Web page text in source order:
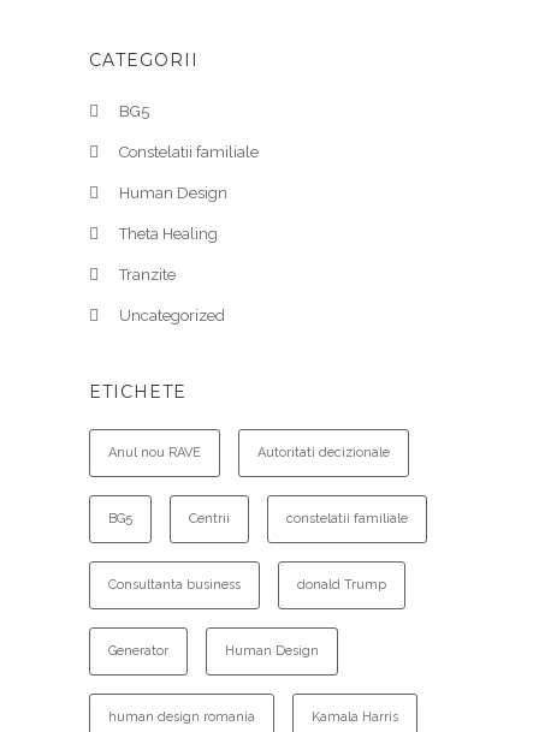
CATEGORII
BG5
Constelatii familiale
Human Design
Theta Healing
Tranzite
Uncategorized
ETICHETE
Anul nou RAVE Autoritati decizionale
BG5 Centrii constelatii familiale
Consultanta business donald Trump
Generator Human Design
human design romania Kamala Harris